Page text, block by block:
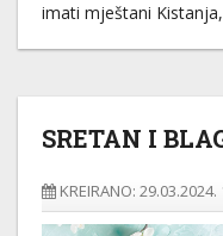
imati mještani
SRETAN I
KREIRANO: 29.03.2024.